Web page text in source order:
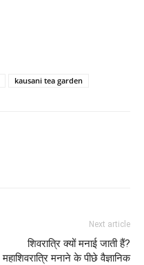
kausani tea garden
Next article
शिवरात्रि क्यों मनाई जाती हैं?
महाशिवरात्रि मनाने के पीछे वैज्ञानिक